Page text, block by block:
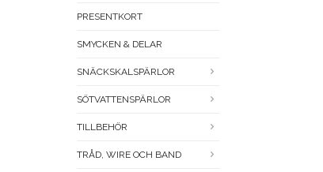
PRESENTKORT
SMYCKEN & DELAR
SNÄCKSKALSPÄRLOR
SÖTVATTENSPÄRLOR
TILLBEHÖR
TRÅD, WIRE OCH BAND